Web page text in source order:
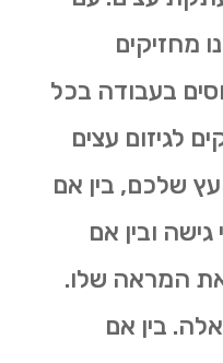
מחזיקים
בעבודה בכל
לגיזום עצים
שלכם, בין אם
ובין אם
את המראה שלו.
בין אם